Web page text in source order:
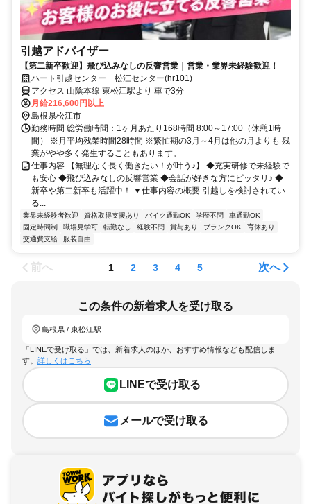
引越アドバイザー
【第二新卒歓迎】飛び込みなしの反響営業｜営業・業界未経験歓迎！
ハート引越センター 松江センター(hr101)
アクセス 山陰本線 東松江駅より 車で3分
月給216,600円以上
島根県松江市
勤務時間 総労働時間：1ヶ月あたり168時間 8:00～17:00（休憩1時
間） ※月平均残業時間28時間 ※繁忙期の3月～4月は他の月よりも 残
業がやや多く発生することもあります。
仕事内容 【無理なく長く働きたい！が叶う♪】 ◆充実研修で未経験で
も安心 ◆飛び込みなしの反響営業 ◆会話が好きな方にピッタリ♪ ◆
新卒や第二新卒も活躍中！ ▼仕事内容の概要 引越しを検討されてい
る...
業界未経験者歓迎 資格取得支援あり バイク通勤OK 学歴不問
車通勤OK
固定時間制
職場見学可 転勤なし 経験不問 賞与あり ブランクOK
育休あり
交通費支給
服装自由
前へ 1 2 3 4 5 次へ
この条件の新着求人を受け取る
島根県 / 東松江駅
「LINEで受け取る」では、新着求人のほか、おすすめ情報なども配信しま
す。 詳しくはこちら
LINEで受け取る
メールで受け取る